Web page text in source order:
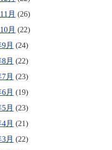
月 (26)
月 (22)
月 (24)
月 (22)
月 (23)
月 (19)
月 (23)
月 (21)
月 (22)